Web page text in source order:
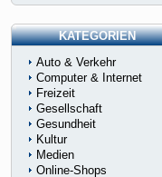
KATEGORIEN
Auto & Verkehr
Computer & Internet
Freizeit
Gesellschaft
Gesundheit
Kultur
Medien
Online-Shops